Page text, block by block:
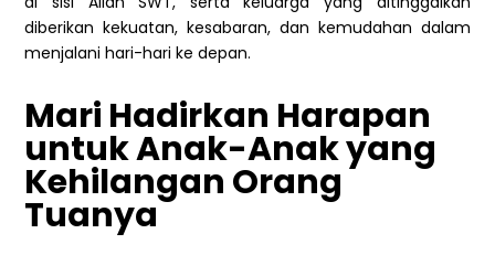
diberikan kekuatan, kesabaran, dan kemudahan dalam
menjalani hari-hari ke depan.
Mari Hadirkan Harapan
untuk Anak-Anak yang
Kehilangan Orang
Tuanya